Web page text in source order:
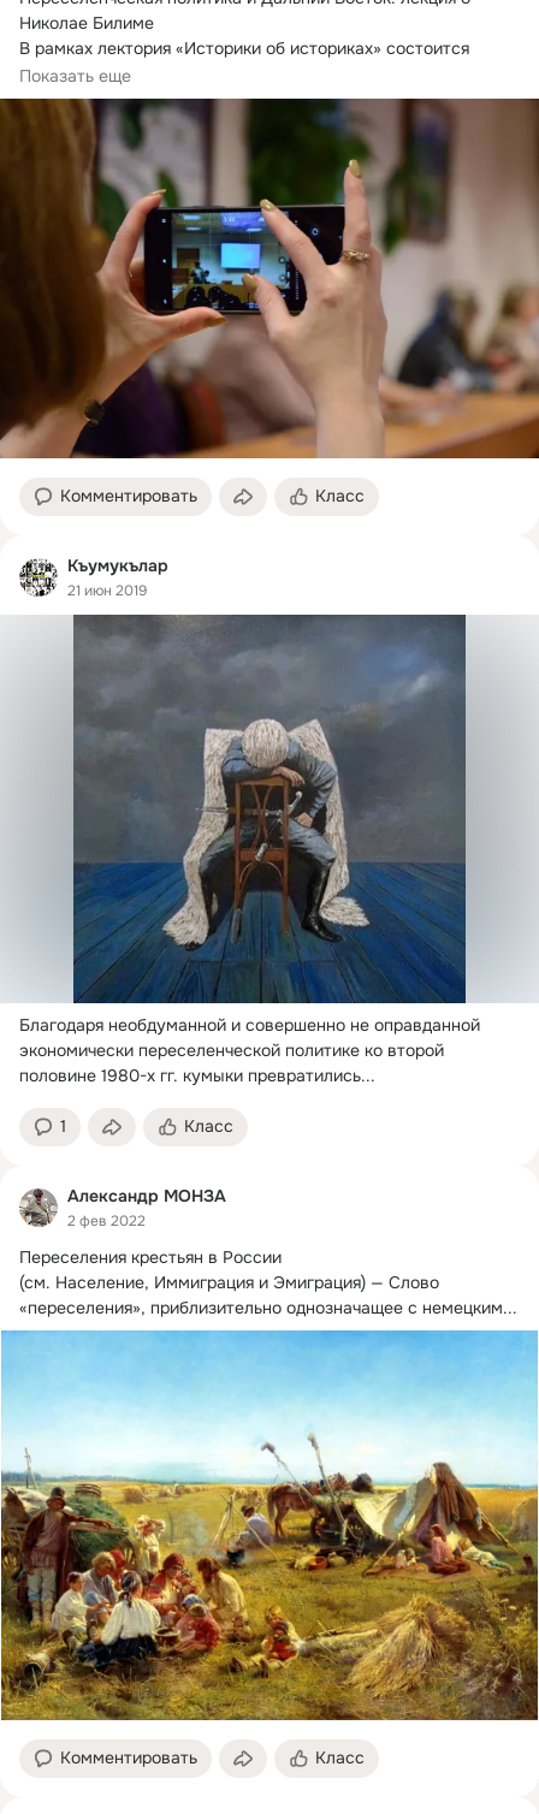
Николае Билиме
В рамках лектория «Историки об историках» состоится
лекция, посвященная...
Показать еще
Комментировать Класс
Къумукълар
21 июн 2019
Благодаря необдуманной и совершенно не оправданной
экономически переселенческой политике ко второй
половине 1980-х гг. кумыки превратились...
1 Класс
Александр МОНЗА
2 фев 2022
Переселения крестьян в России
(см. Население, Иммиграция и Эмиграция) — Слово
«переселения», приблизительно однозначащее с немецким...
Комментировать Класс